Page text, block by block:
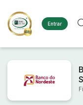
Entrar
Criar conta
Site
Quem Somos
Busca por palavra-chave
Quem Somos